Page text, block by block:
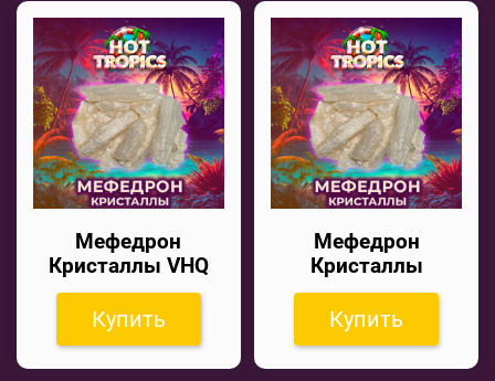
Мефедрон
Кристаллы VHQ
Купить
Мефедрон
Кристаллы
Купить